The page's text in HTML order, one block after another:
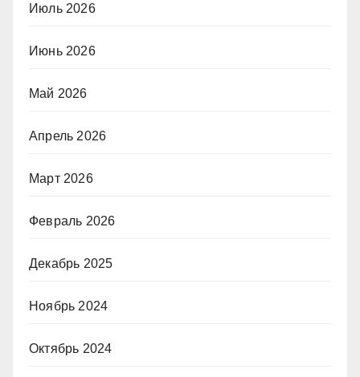
Июль 2026
Июнь 2026
Май 2026
Апрель 2026
Март 2026
Февраль 2026
Декабрь 2025
Ноябрь 2024
Октябрь 2024